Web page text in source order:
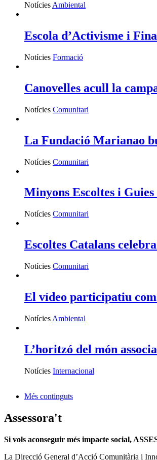
Notícies Ambiental
Escola d’Activisme i
Notícies Formació
Canovelles acull la
Notícies Comunitari
La Fundació Marianao
Notícies Comunitari
Minyons Escoltes i
Notícies Comunitari
Escoltes Catalans
Notícies Comunitari
El vídeo participatiu
Notícies Ambiental
L’horitzó del món
Notícies Internacional
Més continguts
Assessora't
Si vols aconseguir més impacte social,
La Direcció General d’Acció Comunitària i